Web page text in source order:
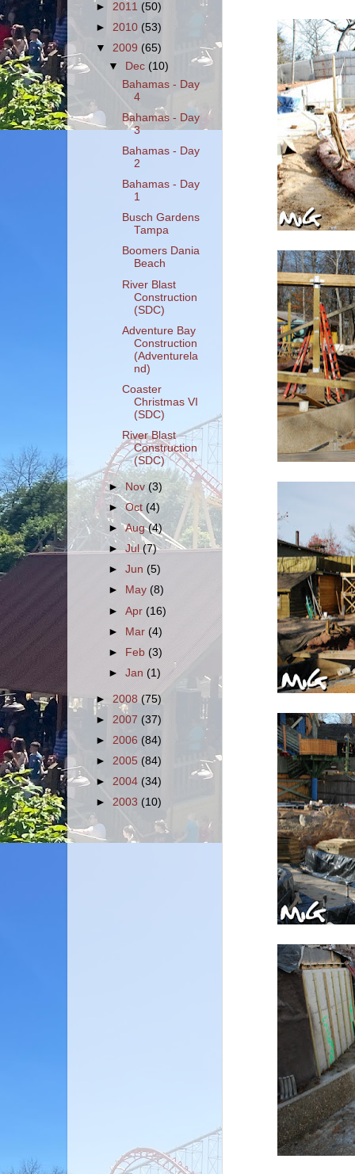
► 2011 (50)
► 2010 (53)
▼ 2009 (65)
▼
Dec (10)
Bahamas - Day
4
Bahamas - Day
3
Bahamas - Day
2
Bahamas - Day
1
Busch Gardens
Tampa
Boomers Dania
Beach
River Blast
Construction
(SDC)
Adventure Bay
Construction
(Adventurela
nd)
Coaster
Christmas VI
(SDC)
River Blast
Construction
(SDC)
► Nov(3)
►Oct (4)
►Aug(4)
►Jul(7)
►Jun(5)
►
May(8)
►Apr(16)
► Mar(4)
►
Feb(3)
►Jan (1)
► 2008 (75)
► 2007 (37)
► 2006 (84)
► 2005 (84)
► 2004 (34)
► 2003 (10)